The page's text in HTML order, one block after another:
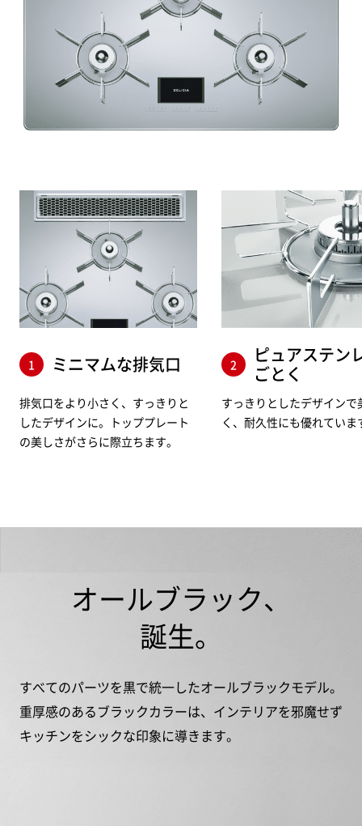
1 ミニマムな排気口
排気口をより小さく、すっきりと
したデザインに。トッププレート
の美しさがさらに際立ちます。
2
ピュアステン
ごとく
すっきりとしたデザインで
く、耐久性にも優れていま
オールブラック、
誕生。
すべてのパーツを黒で統一したオールブラックモデル。
重厚感のあるブラックカラーは、インテリアを邪魔せず
キッチンをシックな印象に導きます。